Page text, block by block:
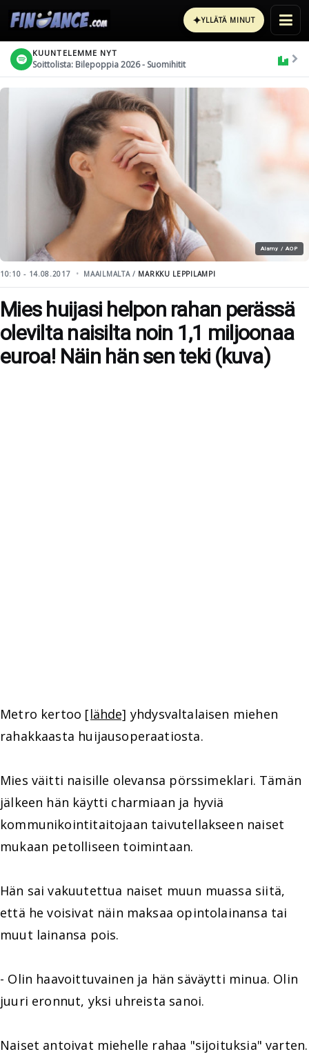
✦YLLÄTÄ MINUT
KUUNTELEMME NYT
Soittolista: Bilepoppia 2026 - Suomihitit
Alamy / AOP
10:10 - 14.08.2017 MAAILMALTA / MARKKU LEPPILAMPI
Mies huijasi helpon rahan perässä
olevilta naisilta noin 1,1 miljoonaa
euroa! Näin hän sen teki (kuva)
Metro kertoo [lähde] yhdysvaltalaisen miehen
rahakkaasta huijausoperaatiosta.
Mies väitti naisille olevansa pörssimeklari. Tämän
jälkeen hän käytti charmiaan ja hyviä
kommunikointitaitojaan taivutellakseen naiset
mukaan petolliseen toimintaan.
Hän sai vakuutettua naiset muun muassa siitä,
että he voisivat näin maksaa opintolainansa tai
muut lainansa pois.
- Olin haavoittuvainen ja hän säväytti minua. Olin
juuri eronnut, yksi uhreista sanoi.
Naiset antoivat miehelle rahaa "sijoituksia" varten.